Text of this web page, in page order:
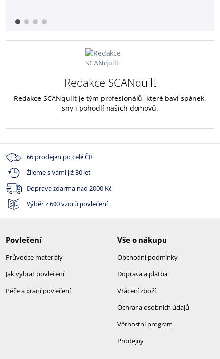
Redakce SCANquilt
Redakce SCANquilt je tým profesionálů, které baví spánek,
sny i pohodlí našich domovů.
66 prodejen po celé ČR
Žijeme s Vámi již 30 let
Doprava zdarma nad 2000 Kč
Výběr z 600 vzorů povlečení
Povlečení
Průvodce materiály
Jak vybrat povlečení
Péče a praní povlečení
Vše o nákupu
Obchodní podmínky
Doprava a platba
Vrácení zboží
Ochrana osobních údajů
Věrnostní program
Prodejny